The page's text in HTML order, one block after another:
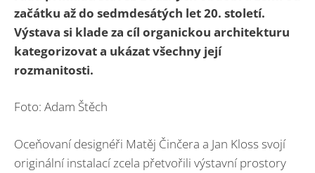
začátku až do sedmdesátých let 20. století.
Výstava si klade za cíl organickou architekturu
kategorizovat a ukázat všechny její
rozmanitosti.
Foto: Adam Štěch
Oceňovaní designéři Matěj Činčera a Jan Kloss svojí
originální instalací zcela přetvořili výstavní prostory